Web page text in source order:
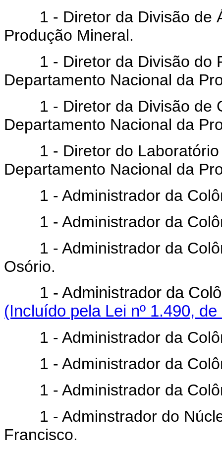
1 - Diretor da Divisão de
Produção Mineral.
1 - Diretor da Divisão do
Departamento Nacional da
1 - Diretor da Divisão de
Departamento Nacional da
1 - Diretor do Laboratório
Departamento Nacional da
1 - Administrador da
1 - Administrador da
1 - Administrador da
Osório.
1 - Administrador da
(Incluído pela Lei nº 1.490, de
1 - Administrador da
1 - Administrador da
1 - Administrador da
1 - Adminstrador do
Francisco.